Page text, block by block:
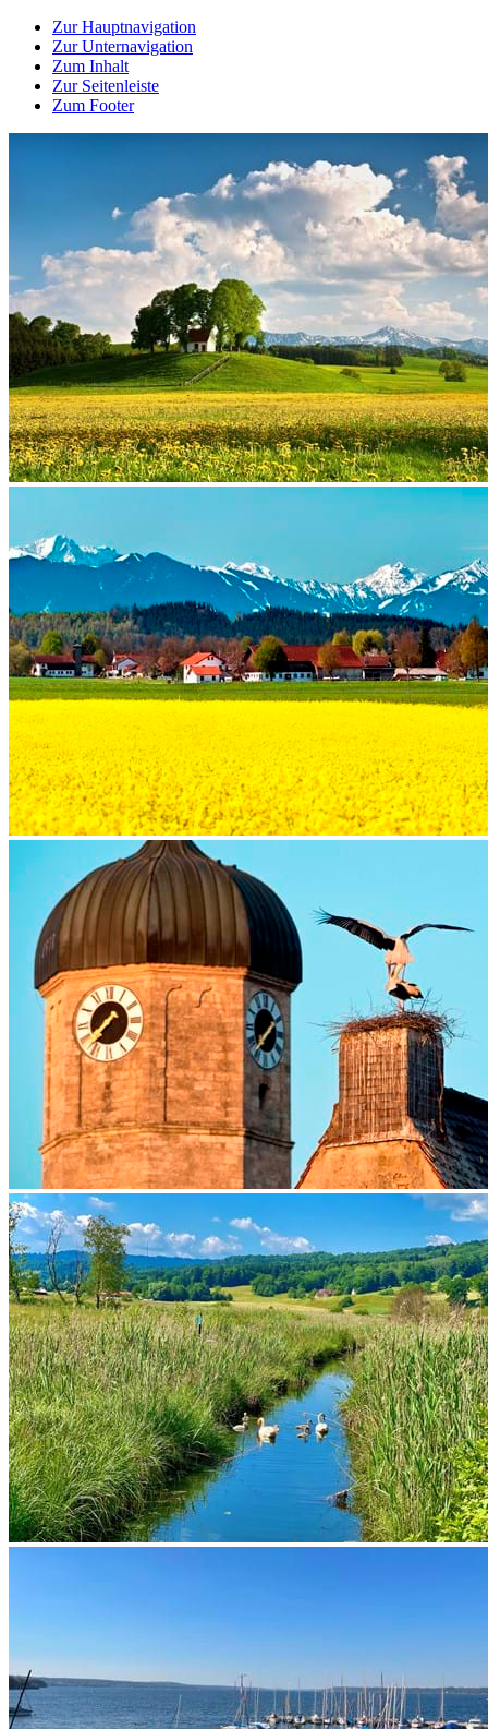
Zur Hauptnavigation
Zur Unternavigation
Zum Inhalt
Zur Seitenleiste
Zum Footer